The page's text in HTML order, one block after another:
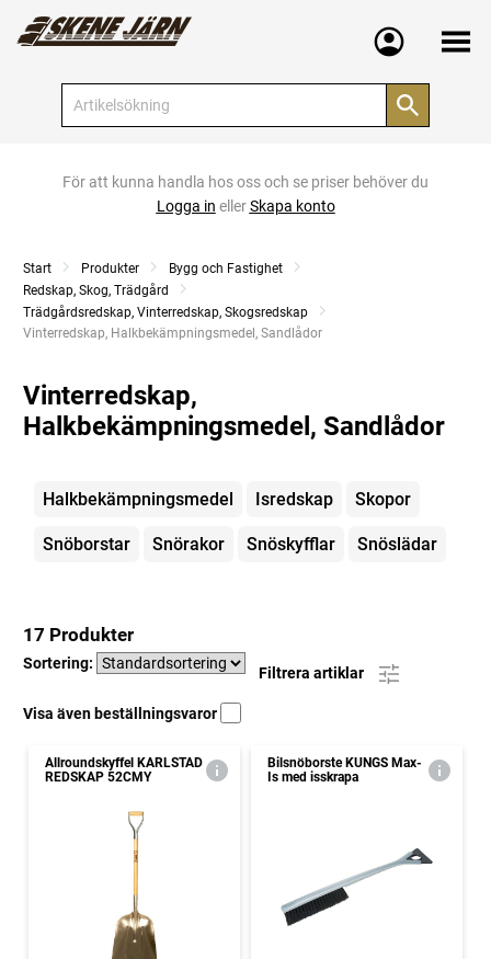
Meny
För att kunna handla hos oss och se priser behöver du
Logga in ellerSkapa konto
Start Produkter
Bygg och Fastighet
Redskap, Skog, Trädgård
Trädgårdsredskap, Vinterredskap, Skogsredskap
Current:
Vinterredskap, Halkbekämpningsmedel, Sandlådor
Vinterredskap,
Halkbekämpningsmedel, Sandlådor
Kategorier
Halkbekämpningsmedel Isredskap Skopor
Snöborstar Snörakor Snöskyfflar Snöslädar
17 Produkter
Sortering:
Filtrera artiklar
Visa även beställningsvaror
Allroundskyffel KARLSTAD
REDSKAP 52CMY
Bilsnöborste KUNGS Max-
Is med isskrapa